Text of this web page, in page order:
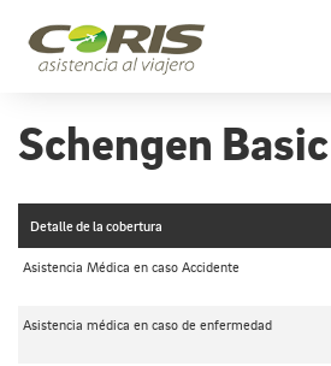
Schengen Basic
Detalle de la cobertura
Asistencia Médica en caso Accidente
Asistencia médica en caso de enfermedad